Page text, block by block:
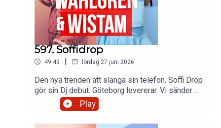
597. Soffidrop
49:43 | lördag 27 juni 2026
Den nya trenden att slänga sin telefon. Soffi Drop
gör sin Dj debut. Göteborg levererar. Vi sänder
pappa Hans en tanke på 89-års dagen. Sofia får
en lysande present. Föräldraskap i generationer.
Och frånvarande pappor. Fotbollsfeber och Kid
Play